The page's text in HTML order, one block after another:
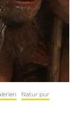
Natur pur